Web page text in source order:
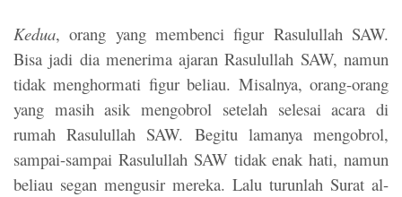
Kedua, orang yang membenci figur Rasulullah SAW.
Bisa jadi dia menerima ajaran Rasulullah SAW, namun
tidak menghormati figur beliau. Misalnya, orang-orang
yang masih asik mengobrol setelah selesai acara di
rumah Rasulullah SAW. Begitu lamanya mengobrol,
sampai-sampai Rasulullah SAW tidak enak hati, namun
beliau segan mengusir mereka. Lalu turunlah Surat al-